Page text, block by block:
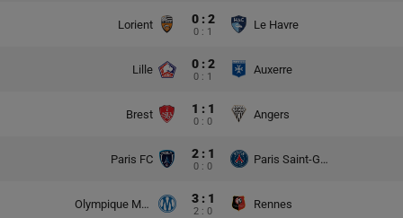
Lorient 0 : 2
0 : 1
Le Havre
Lille 0 : 2
0 : 1
Auxerre
Brest 1 : 1
0 : 0
Angers
Paris FC 2 : 1
0 : 0
Paris Saint-Germain
Olympique Marsylia 3 : 1
2 : 0
Rennes